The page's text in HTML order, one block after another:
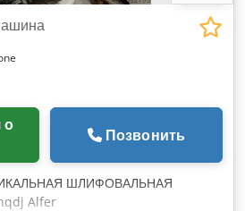
Позвонить
ШЛИФОВАЛЬНАЯ
Alfer